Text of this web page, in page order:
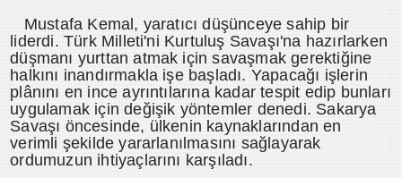
Mustafa Kemal, yaratıcı düşünceye sahip bir
liderdi. Türk Milleti'ni Kurtuluş Savaşı'na hazırlarken
düşmanı yurttan atmak için savaşmak gerektiğine
halkını inandırmakla işe başladı. Yapacağı işlerin
plânını en ince ayrıntılarına kadar tespit edip bunları
uygulamak için değişik yöntemler denedi. Sakarya
Savaşı öncesinde, ülkenin kaynaklarından en
verimli şekilde yararlanılmasını sağlayarak
ordumuzun ihtiyaçlarını karşıladı.